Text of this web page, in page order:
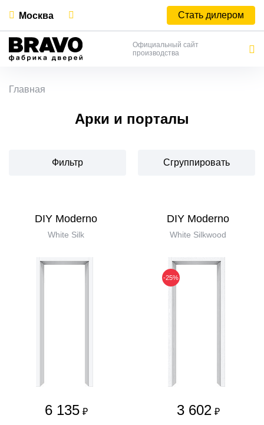
Москва Стать дилером
Официальный сайт
производства
Главная
Арки и порталы
Фильтр Сгруппировать
DIY Moderno
White Silk
6 135 ₽
DIY Moderno
White Silkwood
-25%
3 602 ₽